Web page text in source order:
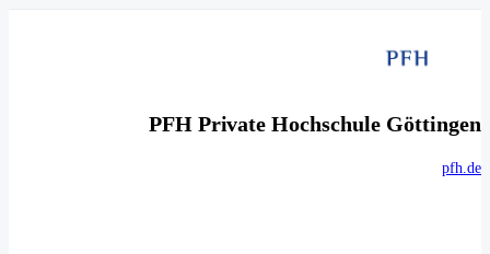
PFH Private Hochschule Göttingen
pfh.de